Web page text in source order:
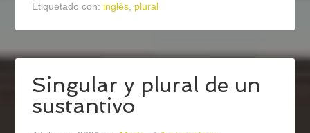
Etiquetado con: inglés, plural
Singular y plural de un
sustantivo